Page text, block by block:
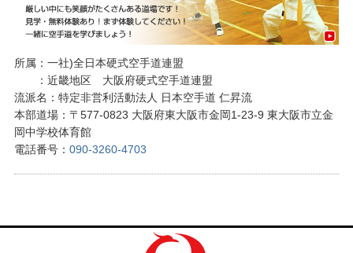
所属：一社)全日本硬式空手道連盟
：近畿地区 大阪府硬式空手道連盟
流派名：特定非営利活動法人 日本空手道 仁昇流
本部道場：〒577-0823 大阪府東大阪市金岡1-23-9 東大阪市立金
岡中学校体育館
電話番号： 090-3260-4703